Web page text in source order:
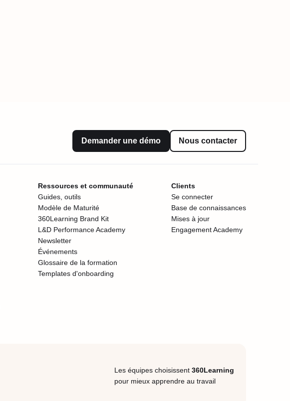
Demander une démo Nous contacter
Ressources et communauté
Guides, outils
Modèle de Maturité
360Learning Brand Kit
L&D Performance Academy
Newsletter
Événements
Glossaire de la formation
Templates d'onboarding
Clients
Se connecter
Base de connaissances
Mises à jour
Engagement Academy
Les équipes choisissent 360Learning
pour mieux apprendre au travail